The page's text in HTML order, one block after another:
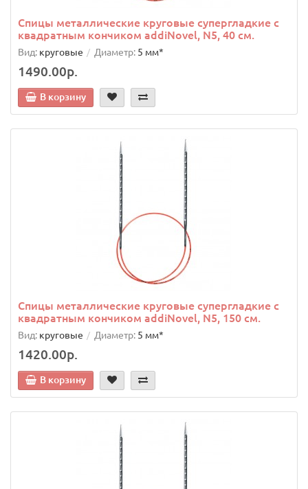
Спицы металлические круговые супергладкие c
квадратным кончиком addiNovel, N5, 40 см.
Вид: круговые Диаметр: 5 мм*
1490.00р.
В корзину
Спицы металлические круговые супергладкие c
квадратным кончиком addiNovel, N5, 150 см.
Вид: круговые Диаметр: 5 мм*
1420.00р.
В корзину